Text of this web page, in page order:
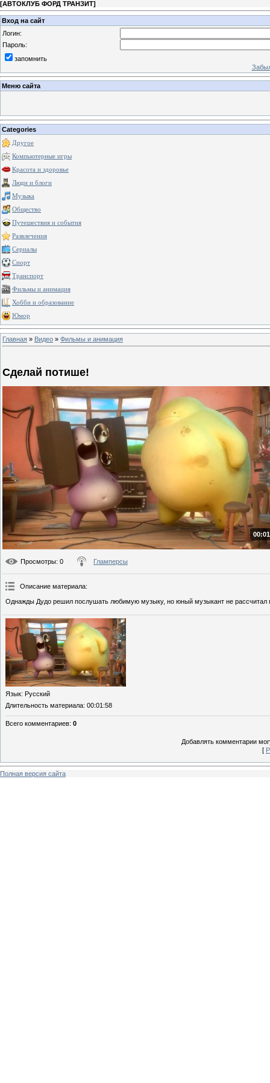
[АВТОКЛУБ ФОРД ТРАНЗИТ]
Вход на сайт
Логин:
Пароль:
запомнить
Меню сайта
Categories
Другое
Компьютерные игры
Красота и здоровье
Люди и блоги
Музыка
Общество
Путешествия и события
Развлечения
Сериалы
Спорт
Транспорт
Фильмы и анимация
Хобби и образование
Юмор
Главная » Видео » Фильмы и анимация
Сделай потише!
Просмотры: 0 Гламперсы
Описание материала:
Однажды Дудо решил послушать любимую музыку, но юный музыкант не рассчитал
Язык: Русский
Длительность материала: 00:01:58
Всего комментариев: 0
Добавлять комментарии
[
Полная версия сайта